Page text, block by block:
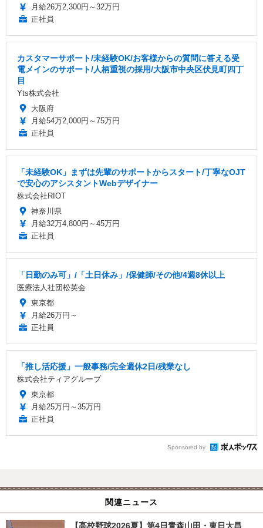
月給26万2,300円～32万円
正社員
カスタマーサポート/未経験OK/お客様からの質問に答える受
電メインのサポート/人柄重視の採用/大阪市中央区伏見町四丁
目
Yts株式会社
大阪府
月給54万2,000円～75万円
正社員
「未経験OK」まずは先輩のサポートからスタート/丁寧なOJT
で安心のアシスタントWebデザイナー
株式会社RIOT
神奈川県
月給32万4,800円～45万円
正社員
「日勤のみ可」/「土日休み」/保健師/その他/4週8休以上
医療法人社団松英会
東京都
月給26万円～
正社員
「推し活応援」一般事務/完全週休2日/残業なし
株式会社ティアグループ
東京都
月給25万円～35万円
正社員
Sponsored by
関連ニュース
【高校野球2026夏】第4日青森山田・東日大昌